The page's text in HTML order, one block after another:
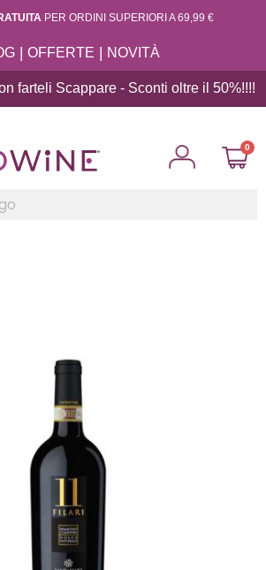
PER ORDINI SUPERIORI A 69,99 €
| OFFERTE | NOVITÀ
farteli Scappare - Sconti oltre il 50%!!!!